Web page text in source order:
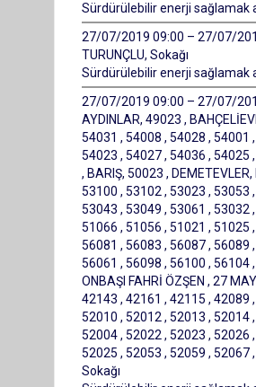
Sürdürülebilir enerji sağlamak
27/07/2019 09:00 – 27/07/
TURUNÇLU, Sokağı
Sürdürülebilir enerji sağlamak
27/07/2019 09:00 – 27/07/
AYDINLAR, 49023 ,
54031 , 54008 , 54028 , 54001
54023 , 54027 , 54036 , 54025 ,
, BARIŞ, 50023 ,
53100 , 53102 , 53023 , 53053
53043 , 53049 , 53061 , 53032
51066 , 51056 , 51021 , 51025
56081 , 56083 , 56087 , 56089
56061 , 56098 , 56100 , 56104
ONBAŞI FAHRİ ÖZŞEN , 27
42143 , 42161 , 42115 , 42089
52010 , 52012 , 52013 , 52014
52004 , 52022 , 52023 , 52026
52025 , 52053 , 52059 , 52067
Sokağı